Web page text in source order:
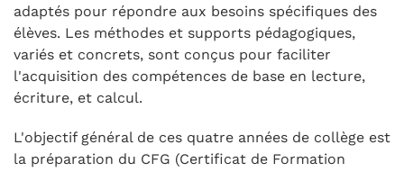
adaptés pour répondre aux besoins spécifiques des
élèves. Les méthodes et supports pédagogiques,
variés et concrets, sont conçus pour faciliter
l'acquisition des compétences de base en lecture,
écriture, et calcul.
L'objectif général de ces quatre années de collège est
la préparation du CFG (Certificat de Formation